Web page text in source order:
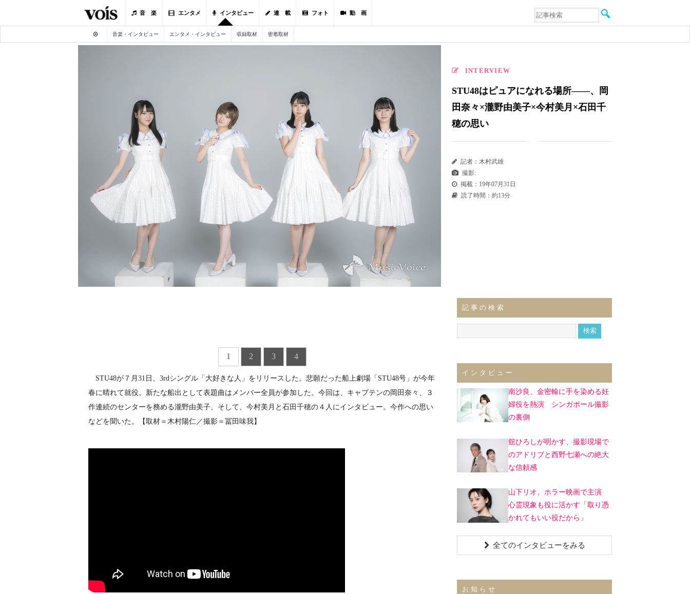
音 楽 エンタメ インタビュー 連 載 フォト 動 画
音楽
エンタメ
音楽・インタビュー エンタメ・インタビュー 収録取材 密着取材
INTERVIEW
STU48はピュアになれる場所――、岡
田奈々×瀧野由美子×今村美月×石田千
穂の思い
記者：木村武雄
撮影:
掲載：19年07月31日
読了時間：約13分
1 2 3 4
STU48が７月31日、3rdシングル「大好きな人」をリリースした。悲願だった船上劇場「STU48号」が今年
春に晴れて就役。新たな船出として表題曲はメンバー全員が参加した。今回は、キャプテンの岡田奈々、３
作連続のセンターを務める瀧野由美子、そして、今村美月と石田千穂の４人にインタビュー。今作への思い
などを聞いた。【取材＝木村陽仁／撮影＝冨田味我】
記事の検索
インタビュー
南沙良、金密輸に手を染める妊
婦役を熱演 シンガポール撮影
の裏側
舘ひろしが明かす、撮影現場で
のアドリブと西野七瀬への絶大
な信頼感
山下リオ、ホラー映画で主演
心霊現象も役に活かす「取り憑
かれてもいい役だから」
全てのインタビューをみる
お知らせ